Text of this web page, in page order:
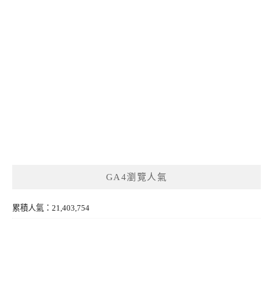
GA4瀏覽人氣
累積人氣：21,403,754